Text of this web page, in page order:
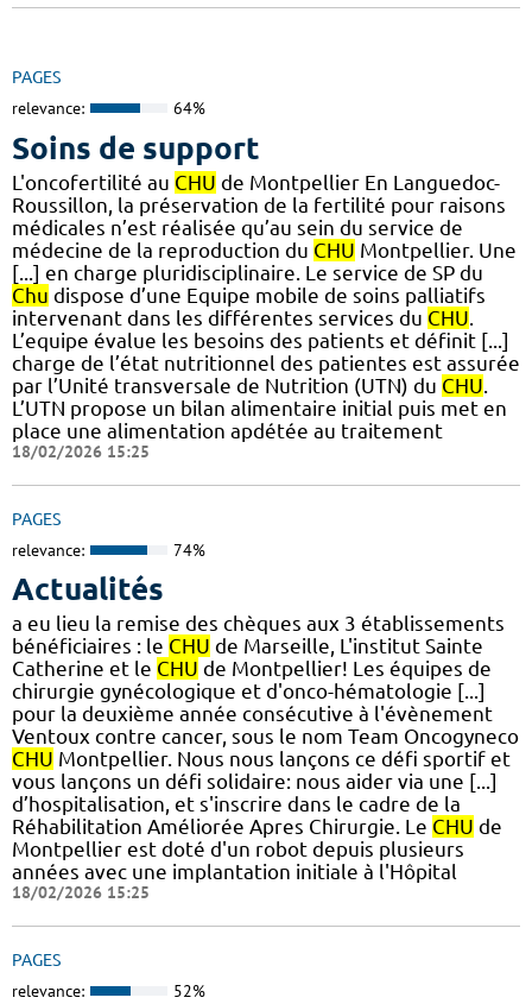
PAGES
relevance: 64%
Soins de support
L'oncofertilité au CHU de Montpellier En Languedoc-
Roussillon, la préservation de la fertilité pour raisons
médicales n’est réalisée qu’au sein du service de
médecine de la reproduction du CHU Montpellier. Une
[...] en charge pluridisciplinaire. Le service de SP du
Chu dispose d’une Equipe mobile de soins palliatifs
intervenant dans les différentes services du CHU
L’equipe évalue les besoins des patients et définit [...]
charge de l’état nutritionnel des patientes est assurée
par l’Unité transversale de Nutrition (UTN) du CHU
L’UTN propose un bilan alimentaire initial puis met en
place une alimentation apdétée au traitement
18/02/2026 15:25
PAGES
relevance: 74%
Actualités
a eu lieu la remise des chèques aux 3 établissements
bénéficiaires : le CHU de Marseille, L'institut Sainte
Catherine et le CHU de Montpellier! Les équipes de
chirurgie gynécologique et d'onco-hématologie [...]
pour la deuxième année consécutive à l'évènement
Ventoux contre cancer, sous le nom Team Oncogyneco
CHU Montpellier. Nous nous lançons ce défi sportif et
vous lançons un défi solidaire: nous aider via une [...]
d’hospitalisation, et s'inscrire dans le cadre de la
Réhabilitation Améliorée Apres Chirurgie. Le CHU de
Montpellier est doté d'un robot depuis plusieurs
années avec une implantation initiale à l'Hôpital
18/02/2026 15:25
PAGES
relevance: 52%